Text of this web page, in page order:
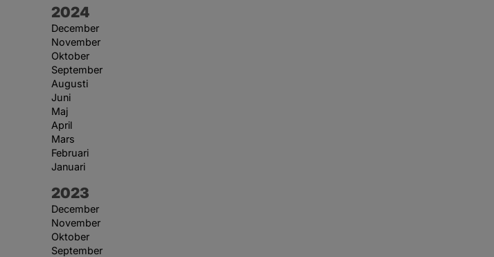
År:
2024
December
November
Oktober
September
Augusti
Juni
Maj
April
Mars
Februari
Januari
År:
2023
December
November
Oktober
September